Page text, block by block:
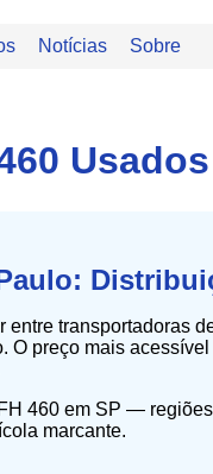
Notícias Sobre
entre transportadoras
O preço mais
460 em SP —
marcante.